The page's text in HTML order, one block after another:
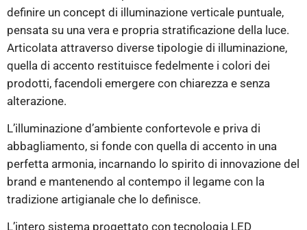
definire un concept di illuminazione verticale puntuale,
pensata su una vera e propria stratificazione della luce.
Articolata attraverso diverse tipologie di illuminazione,
quella di accento restituisce fedelmente i colori dei
prodotti, facendoli emergere con chiarezza e senza
alterazione.
L’illuminazione d’ambiente confortevole e priva di
abbagliamento, si fonde con quella di accento in una
perfetta armonia, incarnando lo spirito di innovazione del
brand e mantenendo al contempo il legame con la
tradizione artigianale che lo definisce.
L’intero sistema progettato con tecnologia LED